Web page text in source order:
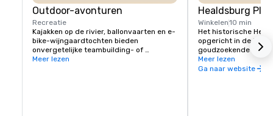
Outdoor-avonturen
Recreatie
Kajakken op de rivier, ballonvaarten en e-
bike-wijngaardtochten bieden
onvergetelijke teambuilding- of
vrijetijdsmogelijkheden
Meer lezen
Healdsburg
Winkelen10 min
Het historische
opgericht in de jaren
goudzoekende in
Heald, is een
bezoekers, met een
Meer lezen
Ga naar website